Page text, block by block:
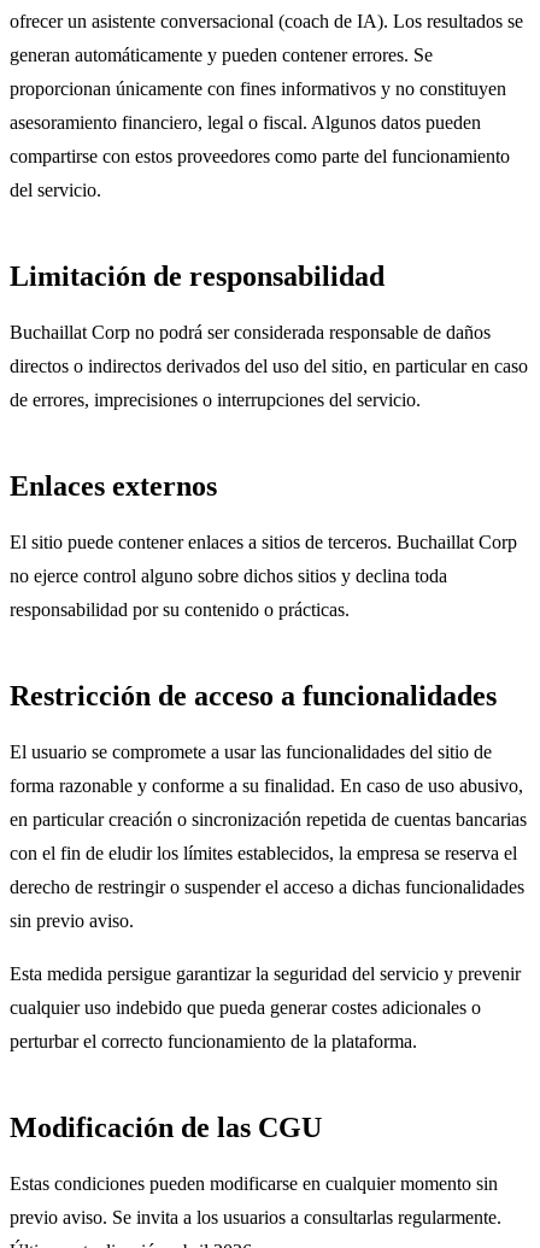
ofrecer un asistente conversacional (coach de IA). Los resultados se
generan automáticamente y pueden contener errores. Se
proporcionan únicamente con fines informativos y no constituyen
asesoramiento financiero, legal o fiscal. Algunos datos pueden
compartirse con estos proveedores como parte del funcionamiento
del servicio.
Limitación de responsabilidad
Buchaillat Corp no podrá ser considerada responsable de daños
directos o indirectos derivados del uso del sitio, en particular en caso
de errores, imprecisiones o interrupciones del servicio.
Enlaces externos
El sitio puede contener enlaces a sitios de terceros. Buchaillat Corp
no ejerce control alguno sobre dichos sitios y declina toda
responsabilidad por su contenido o prácticas.
Restricción de acceso a funcionalidades
El usuario se compromete a usar las funcionalidades del sitio de
forma razonable y conforme a su finalidad. En caso de uso abusivo,
en particular creación o sincronización repetida de cuentas bancarias
con el fin de eludir los límites establecidos, la empresa se reserva el
derecho de restringir o suspender el acceso a dichas funcionalidades
sin previo aviso.
Esta medida persigue garantizar la seguridad del servicio y prevenir
cualquier uso indebido que pueda generar costes adicionales o
perturbar el correcto funcionamiento de la plataforma.
Modificación de las CGU
Estas condiciones pueden modificarse en cualquier momento sin
previo aviso. Se invita a los usuarios a consultarlas regularmente.